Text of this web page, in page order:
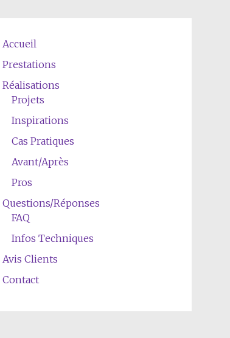
Accueil
Prestations
Réalisations
Projets
Inspirations
Cas Pratiques
Avant/Après
Pros
Questions/Réponses
FAQ
Infos Techniques
Avis Clients
Contact